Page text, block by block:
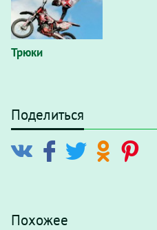
Трюки
Поделиться
Похожее